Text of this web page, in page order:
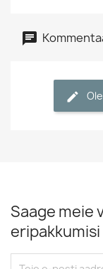
Saage meie
eripakkumisi